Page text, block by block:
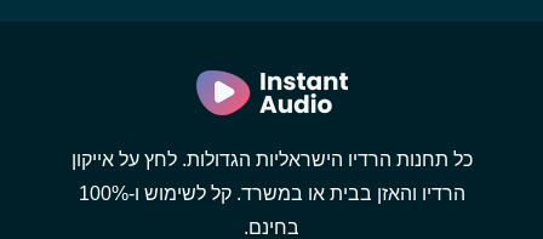
כל תחנות הרדיו הישראליות הגדולות. לחץ על אייקון
הרדיו והאזן בבית או במשרד. קל לשימוש ו-100%
בחינם.